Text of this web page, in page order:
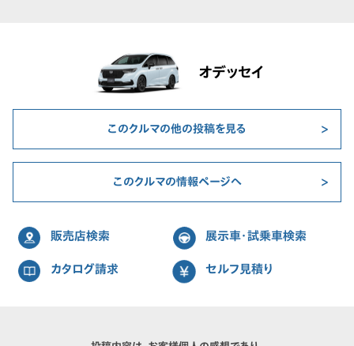
オデッセイ
このクルマの他の投稿を見る
このクルマの情報ページへ
販売店検索 展示車・試乗車検索
カタログ請求 セルフ見積り